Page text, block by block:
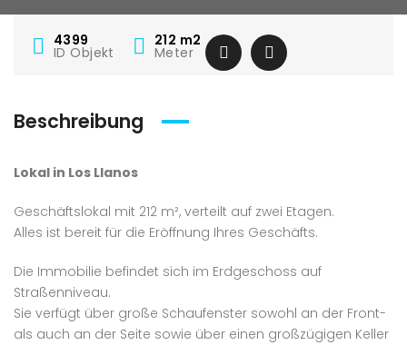
4399
ID Objekt
212 m2
Meter
Beschreibung
Lokal in Los Llanos
Geschäftslokal mit 212 m², verteilt auf zwei Etagen.
Alles ist bereit für die Eröffnung Ihres Geschäfts.
Die Immobilie befindet sich im Erdgeschoss auf
Straßenniveau.
Sie verfügt über große Schaufenster sowohl an der Front-
als auch an der Seite sowie über einen großzügigen Keller